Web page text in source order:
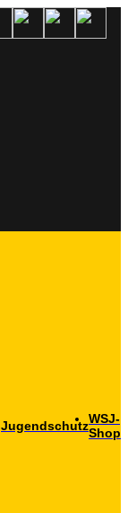
JugendschutzWSJ-
Shop